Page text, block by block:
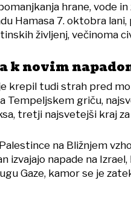
hrane, vode in
Hamasa 7. oktobra
življenj, večinoma
k novim
krepil tudi strah pred
Tempeljskem griču,
tretji najsvetejši kraj
na Bližnjem
izvajajo napade na
Gaze, kamor se je